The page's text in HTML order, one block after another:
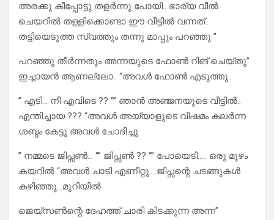
അരക്കു കീപ്പോട്ടു തളർന്നു പോയി.. ഭാര്യ വീൽ
ചെയറിൽ തള്ളിക്കൊണ്ടാ ഈ വീട്ടിൽ വന്നത്..
തട്ടിയെടുത്ത സ്വത്തും തന്നു മാപ്പും പറഞ്ഞു ”
പറഞ്ഞു തീർന്നതും അന്നയുടെ ഫോൺ റിങ് ചെയ്തു”
ഇച്ചായൻ ആണല്ലോ.. “അവൾ ഫോൺ എടുത്തു..
” എടി… നീ എവിടെ ?? “” ഞാൻ അഞ്ജനയുടെ വീട്ടിൽ..
എന്തിച്ചായ ??? “അവൾ അയ്യാളുടെ വിഷമം കലർന്ന
ശബ്ദം കേട്ടു അവൾ ചോദിച്ചു
” നമ്മടെ ജിപ്സൺ… “” ജിപ്സൺ ?? “” പോയെടി….. ഒരു മുഴം
കയറിൽ “അവൾ ചാടി എണീറ്റു….ജിപ്സന്റെ ചടങ്ങുകൾ
കഴിഞ്ഞു…മുറിയിൽ.
ജെയ്സൺന്റെ ദേഹത്ത് ചാരി കിടക്കുന്ന അന്ന”